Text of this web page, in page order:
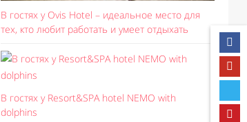
В гостях у Ovis Hotel – идеальное место для
тех, кто любит работать и умеет отдыхать
В гостях у Resort&SPA hotel NEMO with
dolphins